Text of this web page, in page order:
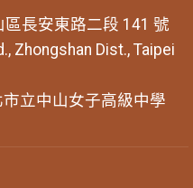
長安東路二段 141 號
Zhongshan Dist., Taipei
市立中山女子高級中學